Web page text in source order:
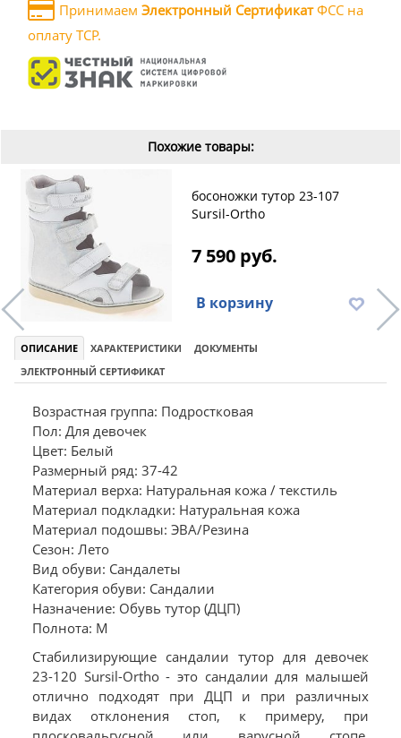
Принимаем Электронный СертификатФСС на
оплату ТСР.
Похожие товары:
босоножки тутор 23-107
Sursil-Ortho
7 590 руб.
В корзину
ОПИСАНИЕ ХАРАКТЕРИСТИКИ
ДОКУМЕНТЫ
ЭЛЕКТРОННЫЙ СЕРТИФИКАТ
Возрастная группа: Подростковая
Пол: Для девочек
Цвет: Белый
Размерный ряд: 37-42
Материал верха: Натуральная кожа / текстиль
Материал подкладки: Натуральная кожа
Материал подошвы: ЭВА/Резина
Сезон: Лето
Вид обуви: Сандалеты
Категория обуви: Сандалии
Назначение: Обувь тутор (ДЦП)
Полнота: M
Стабилизирующие сандалии тутор для девочек
23-120 Sursil-Ortho - это сандалии для малышей
отлично подходят при ДЦП и при различных
видах отклонения стоп, к примеру, при